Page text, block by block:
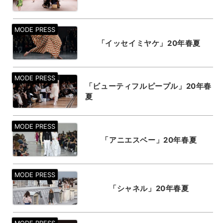
「イッセイミヤケ」20年春夏
「ビューティフルピープル」20年春
夏
「アニエスベー」20年春夏
「シャネル」20年春夏